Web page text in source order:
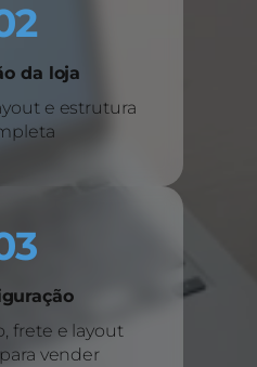
da loja
e estrutura
frete e layout
vender